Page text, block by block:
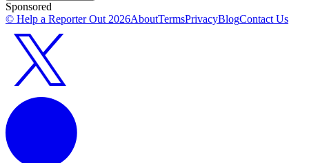
Sponsored
© Help a Reporter Out 2026AboutTermsPrivacyBlogContact Us